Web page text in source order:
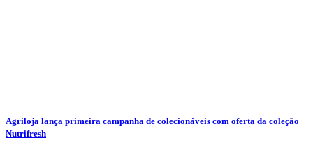
Agriloja lança primeira campanha de colecionáveis com oferta da coleção
Nutrifresh